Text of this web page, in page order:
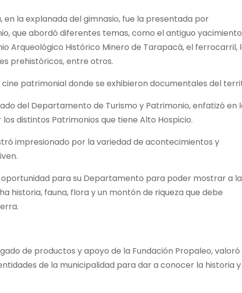
la explanada del gimnasio, fue la presentada por
que abordó diferentes temas, como el antiguo
Arqueológico Histórico Minero de Tarapacá, el ferrocarril,
prehistóricos, entre otros.
patrimonial donde se exhibieron documentales del
del Departamento de Turismo y Patrimonio, enfatizó en
distintos Patrimonios que tiene Alto Hospicio.
impresionado por la variedad de acontecimientos y
oportunidad para su Departamento para poder mostrar a
historia, fauna, flora y un montón de riqueza que debe
de productos y apoyo de la Fundación Propaleo, valoró
de la municipalidad para dar a conocer la historia y